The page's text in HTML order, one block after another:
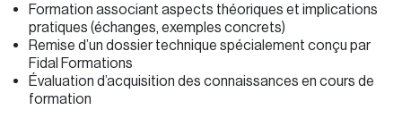
Formation associant aspects théoriques et implications
pratiques (échanges, exemples concrets)
Remise d’un dossier technique spécialement conçu par
Fidal Formations
Évaluation d’acquisition des connaissances en cours de
formation